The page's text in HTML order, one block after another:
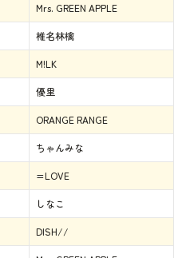
Mrs. GREEN APPLE
椎名林檎
M!LK
優里
ORANGE RANGE
ちゃんみな
=LOVE
しなこ
DISH//